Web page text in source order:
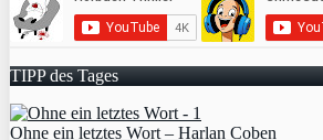
TIPP des Tages
Ohne ein letztes Wort – Harlan Coben